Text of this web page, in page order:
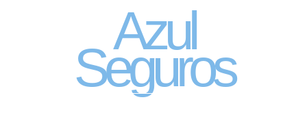
Azul
Seguros